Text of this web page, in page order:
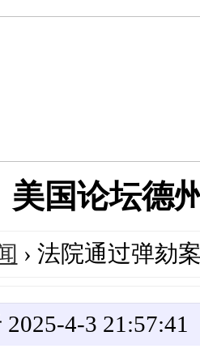
美国论坛德
› 法院通过弹劾
4-3 21:57:41